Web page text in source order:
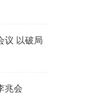
议 以破局
兆会